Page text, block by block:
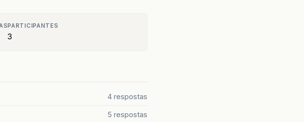
PARTICIPANTES
3
4 respostas
5 respostas